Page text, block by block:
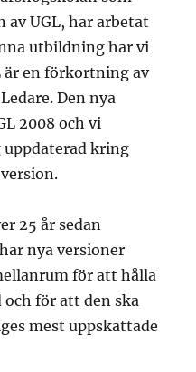
av UGL, har arbetat
utbildning har vi
är en förkortning av
Den nya
2008 och vi
kring
25 år sedan
nya versioner
för att hålla
för att den ska
mest uppskattade